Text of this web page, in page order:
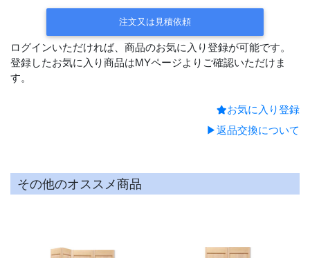
受注後手配(3～4週間後の出荷)
受注後手配(3～4週間後の
出荷)
受注後手配(3～4週間後の出荷)
受注後手配(3～4週間後の出荷)
手配(3～4週間後の出荷)
受注後手配
(3～4週間後の出荷)
受注後手
注文又は見積依頼
ログインいただければ、商品のお気に入り登録が可能です。
登録したお気に入り商品はMYページよりご確認いただけま
す。
お気に入り登録
▶返品交換について
その他のオススメ商品